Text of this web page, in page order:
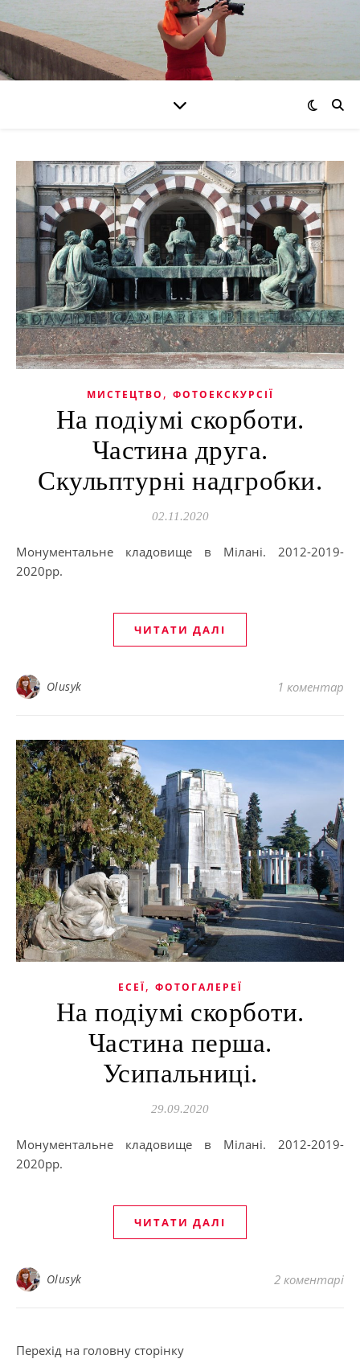
МИСТЕЦТВО , ФОТОЕКСКУРСІЇ
На подіумі скорботи.
Частина друга.
Скульптурні надгробки.
02.11.2020
Монументальне кладовище в Мілані. 2012-2019-
2020рр.
ЧИТАТИ ДАЛІ
Olusyk 1 коментар
ЕСЕЇ, ФОТОГАЛЕРЕЇ
На подіумі скорботи.
Частина перша.
Усипальниці.
29.09.2020
Монументальне кладовище в Мілані. 2012-2019-
2020рр.
ЧИТАТИ ДАЛІ
Olusyk 2 коментарі
Перехід на головну сторінку